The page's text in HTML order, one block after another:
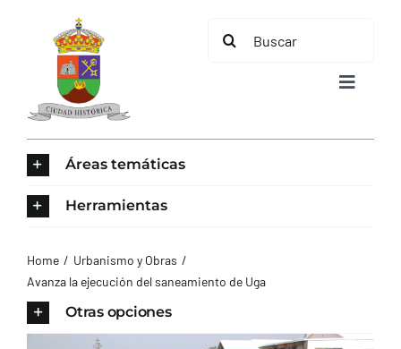
contenido
Buscar:
Toggle
AYUNTAMIENTO
Áreas temáticas
Herramientas
Home
Urbanismo y Obras
Avanza la ejecución del saneamiento de Uga
Otras opciones